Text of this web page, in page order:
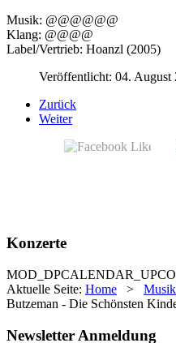
Musik: @@@@@@
Klang: @@@@
Label/Vertrieb: Hoanzl (2005)
Veröffentlicht: 04. August
Zurück
Weiter
Konzerte
Aktuelle Seite: Home > Musik
Butzeman - Die Schönsten
Newsletter Anmeldung